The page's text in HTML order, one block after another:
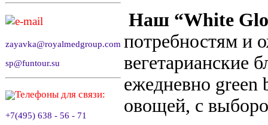
e-mail
zayavka@royalmedgroup.com
sp@funtour.su
Телефоны для связи:
+7(495) 638 - 56 - 71
Наш “White
потребностям и
вегетарианские
ежедневно green
овощей, с